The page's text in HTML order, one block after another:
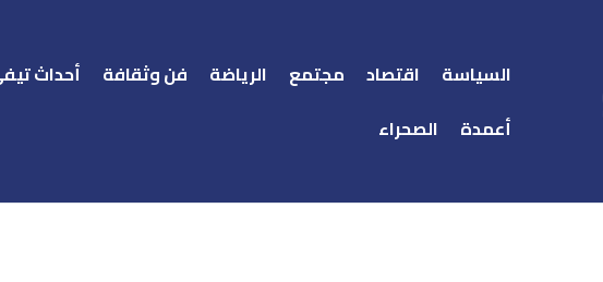
السياسة اقتصاد مجتمع الرياضة فن وثقافة أحداث
أعمدة
الصحراء